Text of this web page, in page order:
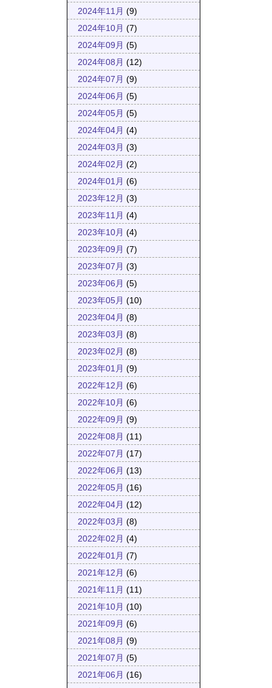
2024年11月 (9)
2024年10月 (7)
2024年09月 (5)
2024年08月 (12)
2024年07月 (9)
2024年06月 (5)
2024年05月 (5)
2024年04月 (4)
2024年03月 (3)
2024年02月 (2)
2024年01月 (6)
2023年12月 (3)
2023年11月 (4)
2023年10月 (4)
2023年09月 (7)
2023年07月 (3)
2023年06月 (5)
2023年05月 (10)
2023年04月 (8)
2023年03月 (8)
2023年02月 (8)
2023年01月 (9)
2022年12月 (6)
2022年10月 (6)
2022年09月 (9)
2022年08月 (11)
2022年07月 (17)
2022年06月 (13)
2022年05月 (16)
2022年04月 (12)
2022年03月 (8)
2022年02月 (4)
2022年01月 (7)
2021年12月 (6)
2021年11月 (11)
2021年10月 (10)
2021年09月 (6)
2021年08月 (9)
2021年07月 (5)
2021年06月 (16)